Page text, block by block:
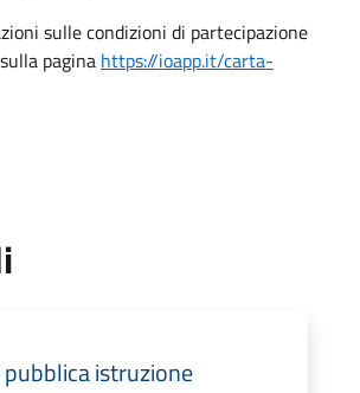
sulle condizioni di partecipazione
pagina https://ioapp.it/carta-
istruzione